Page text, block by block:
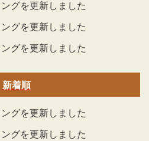
グを更新しました
グを更新しました
グを更新しました
新着順
グを更新しました
グを更新しました